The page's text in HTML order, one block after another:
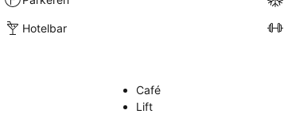
Hotelbar
Café
Lift